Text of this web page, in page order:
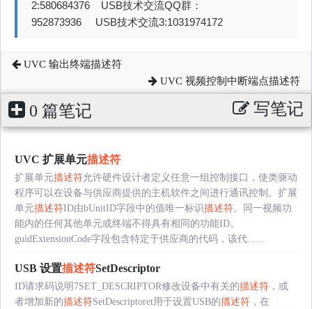
2:580684376 USB技术交流QQ群：
952873936 USB技术交流3:1031974172
UVC 输出终端描述符
UVC 视频控制中断端点描述符
0 篇笔记 写笔记
UVC 扩展单元描述符
扩展单元描述符允许硬件设计者定义任意一组控制接口，使类驱动
程序可以在设备与供应商提供的主机软件之间进行通讯控制。扩展
单元描述符ID由bUnitID字段中的值唯一标识描述符。同一视频功
能内的任何其他单元或终端不得具有相同的功能ID。
guidExtensionCode字段包含特定于供应商的代码，该代......
USB 设置描述符SetDescriptor
ID请求码说明7SET_DESCRIPTOR修改设备中有关的描述符 ，或
者增加新的描述符SetDescriptoret用于设置USB的描述符 ，在